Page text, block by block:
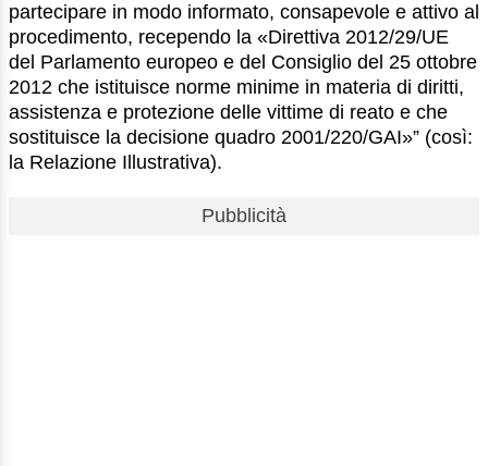
partecipare in modo informato, consapevole e attivo al
procedimento, recependo la «Direttiva 2012/29/UE
del Parlamento europeo e del Consiglio del 25 ottobre
2012 che istituisce norme minime in materia di diritti,
assistenza e protezione delle vittime di reato e che
sostituisce la decisione quadro 2001/220/GAI»” (così:
la Relazione Illustrativa).
Pubblicità